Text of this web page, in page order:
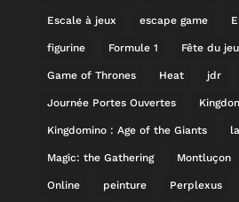
Escale à jeux escape game
figurine Formule 1 Fête du jeu
Game of Thrones Heat jdr
Journée Portes Ouvertes
Kingdomino : Age of the Giants
Magic: the Gathering Montluçon
Online peinture Perplexus